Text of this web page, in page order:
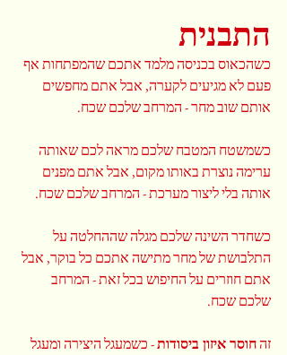
התבנית
כשהכאוס בכניסה מלמד אתכם שהמפתחות אף
פעם לא מגיעים לקערה, אבל אתם מחפשים
אותם שוב מחר - המרחב שלכם שכח.
כשמשטח המטבח שלכם מראה לכם שאותה
ערימה נוצרת באותו מקום, אבל אתם מפנים
אותה בלי ליצור מערכת - המרחב שלכם שכח.
כשחדר השינה שלכם מגלה שההחלטה על
התלבושת של מחר מתישה אתכם כל בוקר, אבל
אתם חוזרים על החיפוש בכל זאת - המרחב
שלכם שכח.
זה חוסר איזון ביסודות - כשמעגל היצירה ומעגל